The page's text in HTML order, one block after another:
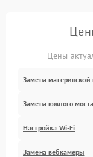
Цены
Замена материнской
Замена южного моста
Настройка Wi-Fi
Замена вебкамеры